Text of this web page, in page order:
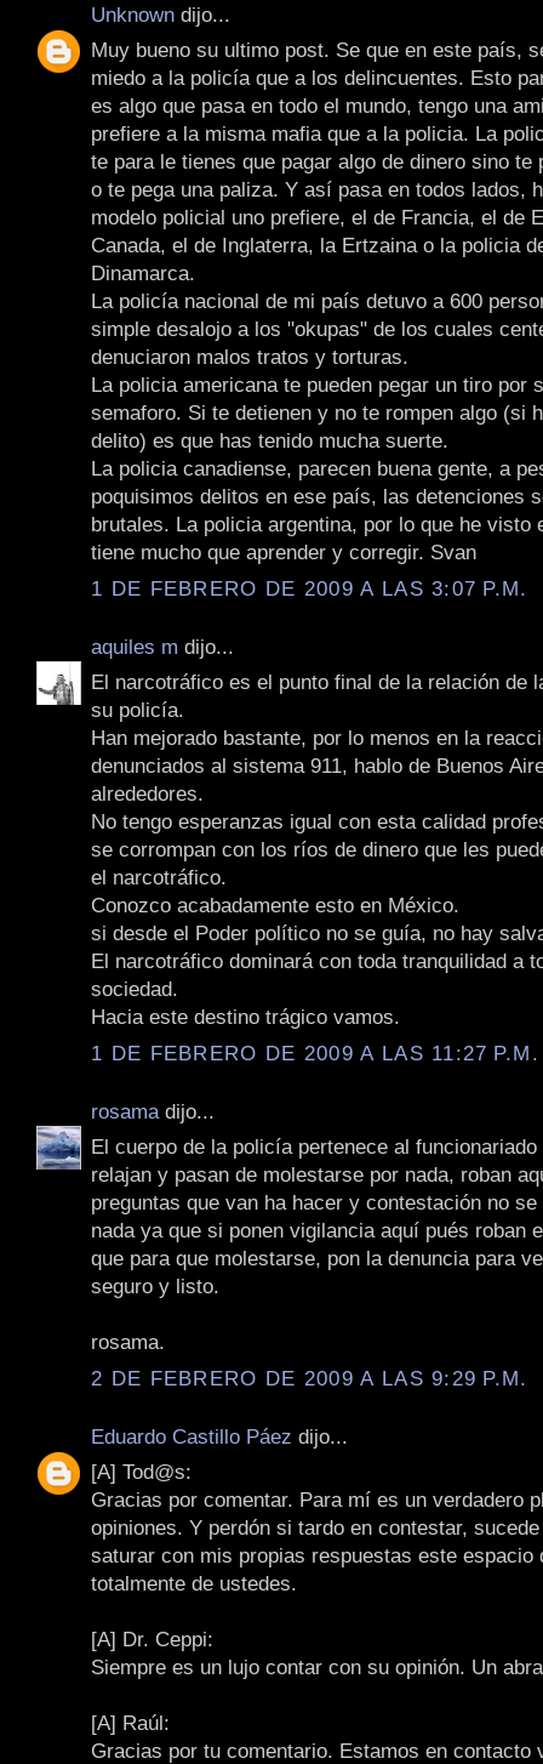
Unknown dijo...
Muy bueno su ultimo post. Se que en este país,
miedo a la policía que a los delincuentes. Esto
es algo que pasa en todo el mundo, tengo una
prefiere a la misma mafia que a la policia. La
te para le tienes que pagar algo de dinero sino te
o te pega una paliza. Y así pasa en todos lados,
modelo policial uno prefiere, el de Francia, el de
Canada, el de Inglaterra, la Ertzaina o la policia
Dinamarca.
La policía nacional de mi país detuvo a 600
simple desalojo a los "okupas" de los cuales
denuciaron malos tratos y torturas.
La policia americana te pueden pegar un tiro por
semaforo. Si te detienen y no te rompen algo (si
delito) es que has tenido mucha suerte.
La policia canadiense, parecen buena gente, a
poquisimos delitos en ese país, las detenciones
brutales. La policia argentina, por lo que he visto
tiene mucho que aprender y corregir. Svan
1 DE FEBRERO DE 2009 A LAS 3:07 P.M.
aquiles m dijo...
El narcotráfico es el punto final de la relación de
su policía.
Han mejorado bastante, por lo menos en la
denunciados al sistema 911, hablo de Buenos
alrededores.
No tengo esperanzas igual con esta calidad
se corrompan con los ríos de dinero que les
el narcotráfico.
Conozco acabadamente esto en México.
si desde el Poder político no se guía, no hay
El narcotráfico dominará con toda tranquilidad a
sociedad.
Hacia este destino trágico vamos.
1 DE FEBRERO DE 2009 A LAS 11:27 P.M.
rosama dijo...
El cuerpo de la policía pertenece al
relajan y pasan de molestarse por nada, roban
preguntas que van ha hacer y contestación no se
nada ya que si ponen vigilancia aquí pués roban
que para que molestarse, pon la denuncia para
seguro y listo.
rosama.
2 DE FEBRERO DE 2009 A LAS 9:29 P.M.
Eduardo Castillo Páez dijo...
[A] Tod@s:
Gracias por comentar. Para mí es un verdadero
opiniones. Y perdón si tardo en contestar,
saturar con mis propias respuestas este espacio
totalmente de ustedes.
[A] Dr. Ceppi:
Siempre es un lujo contar con su opinión. Un
[A] Raúl:
Gracias por tu comentario. Estamos en contacto